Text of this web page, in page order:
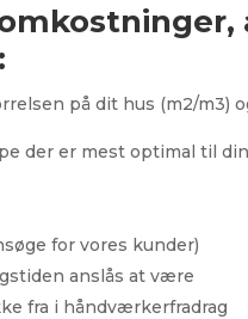
på dit hus (m2/m3)
der er mest optimal til
for vores kunder)
anslås at være
fra i håndværkerfradrag